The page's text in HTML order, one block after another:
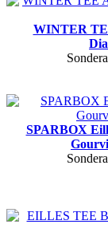
WINTER
SPARBOX